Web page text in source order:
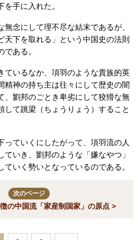
手に入れた。
無念にして理不尽な結末であるが、
天下を取れる」という中国史の法則
である。
ているなか、項羽のような貴族的英
精神の持ち主は往々にして歴史の闇
、劉邦のごとき卑劣にして狡猾な無
して跳梁（ちょうりょう）すること
っていくにしたがって、項羽流の人
ていき、劉邦のような「嫌なやつ」
ていく勢いとなっているのである。
次のページ
の中国流「家産制国家」の原点 >